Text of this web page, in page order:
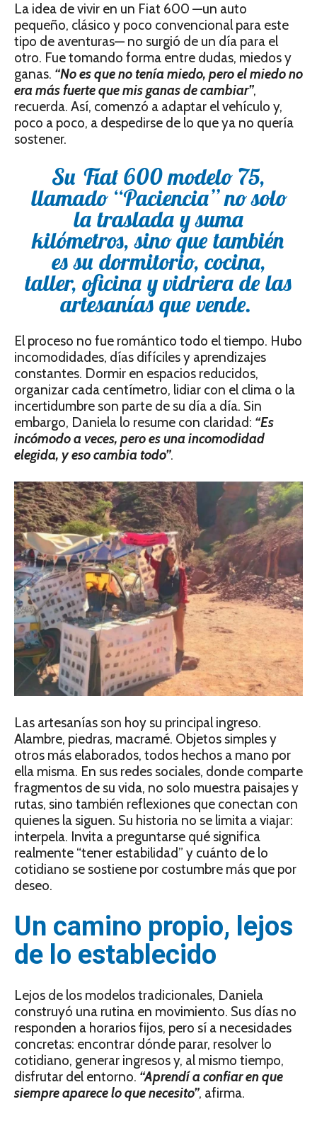
La idea de vivir en un Fiat 600 —un auto
pequeño, clásico y poco convencional para este
tipo de aventuras— no surgió de un día para el
otro. Fue tomando forma entre dudas, miedos y
ganas. “No es que no tenía miedo, pero el miedo no
era más fuerte que mis ganas de cambiar”,
recuerda. Así, comenzó a adaptar el vehículo y,
poco a poco, a despedirse de lo que ya no quería
sostener.
Su Fiat 600 modelo 75,
llamado “Paciencia” no solo
la traslada y suma
kilómetros, sino que también
es su dormitorio, cocina,
taller, oficina y vidriera de las
artesanías que vende.
El proceso no fue romántico todo el tiempo. Hubo
incomodidades, días difíciles y aprendizajes
constantes. Dormir en espacios reducidos,
organizar cada centímetro, lidiar con el clima o la
incertidumbre son parte de su día a día. Sin
embargo, Daniela lo resume con claridad: “Es
incómodo a veces, pero es una incomodidad
elegida, y eso cambia todo”.
Las artesanías son hoy su principal ingreso.
Alambre, piedras, macramé. Objetos simples y
otros más elaborados, todos hechos a mano por
ella misma. En sus redes sociales, donde comparte
fragmentos de su vida, no solo muestra paisajes y
rutas, sino también reflexiones que conectan con
quienes la siguen. Su historia no se limita a viajar:
interpela. Invita a preguntarse qué significa
realmente “tener estabilidad” y cuánto de lo
cotidiano se sostiene por costumbre más que por
deseo.
Un camino propio, lejos
de lo establecido
Lejos de los modelos tradicionales, Daniela
construyó una rutina en movimiento. Sus días no
responden a horarios fijos, pero sí a necesidades
concretas: encontrar dónde parar, resolver lo
cotidiano, generar ingresos y, al mismo tiempo,
disfrutar del entorno. “Aprendí a confiar en que
siempre aparece lo que necesito”, afirma.